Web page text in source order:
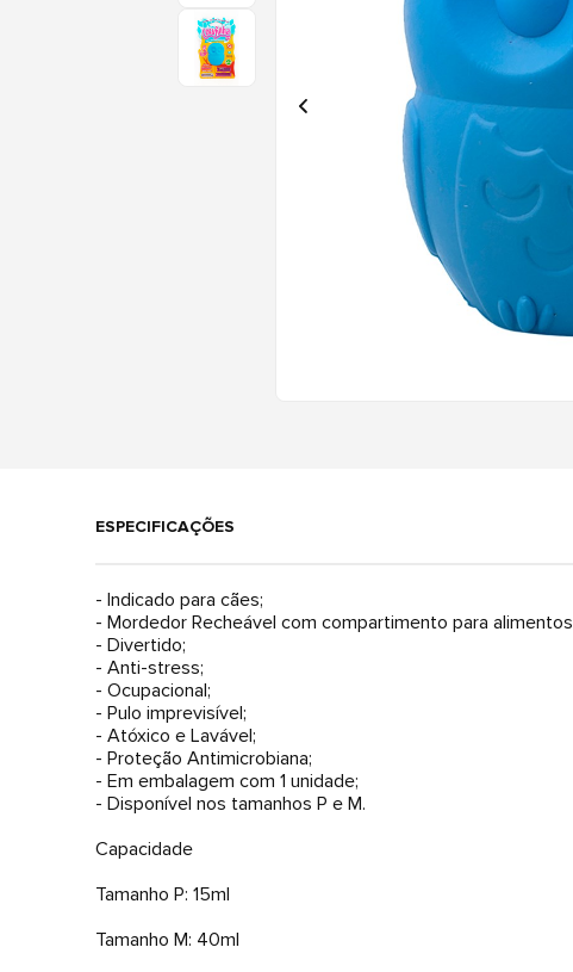
ESPECIFICAÇÕES
- Indicado para cães;
- Mordedor Recheável com compartimento para
- Divertido;
- Anti-stress;
- Ocupacional;
- Pulo imprevisível;
- Atóxico e Lavável;
- Proteção Antimicrobiana;
- Em embalagem com 1 unidade;
- Disponível nos tamanhos P e M.
Capacidade
Tamanho P: 15ml
Tamanho M: 40ml